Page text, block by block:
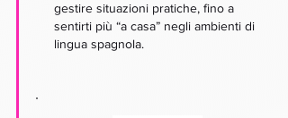
gestire situazioni pratiche, fino a
sentirti più “a casa” negli ambienti di
lingua spagnola.